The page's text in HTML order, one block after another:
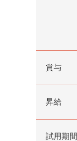
賞与
昇給
試用期間